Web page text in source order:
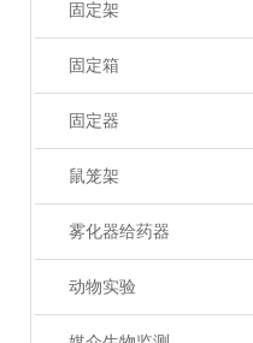
固定架
固定箱
固定器
鼠笼架
雾化器给药器
动物实验